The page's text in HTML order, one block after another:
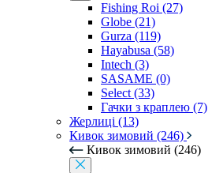
Fishing Roi (27)
Globe (21)
Gurza (119)
Hayabusa (58)
Intech (3)
SASAME (0)
Select (33)
Гачки з краплею (7)
Жерлиці (13)
Кивок зимовий (246)
Кивок зимовий (246)